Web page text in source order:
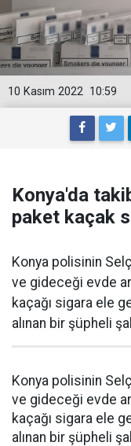
10:59
10 Kasım 2022
Konya'da
paket kaçak
Konya polisinin
ve gideceği evde
kaçağı sigara ele
alınan bir şüpheli
Konya polisinin
ve gideceği evde
kaçağı sigara ele
alınan bir şüpheli